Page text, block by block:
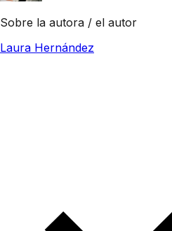
Sobre la autora / el autor
Laura Hernández